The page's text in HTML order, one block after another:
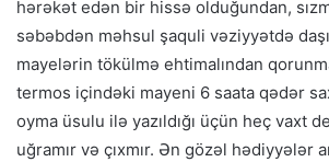
hərəkət edən bir hissə olduğundan,
səbəbdən məhsul şaquli vəziyyətdə
mayelərin tökülmə ehtimalından
termos içindəki mayeni 6 saata qədər
oyma üsulu ilə yazıldığı üçün heç vaxt
uğramır və çıxmır. Ən gözəl hədiyyələr